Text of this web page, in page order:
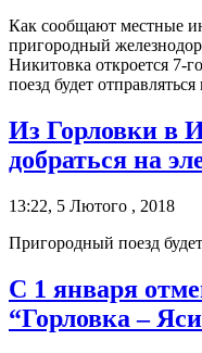
Как сообщают местные
пригородный
Никитовка откроется 7-
поезд будет
Из Горловки в
добраться на
13:22, 5 Лютого , 2018
Пригородный поезд
С 1 января
“Горловка –